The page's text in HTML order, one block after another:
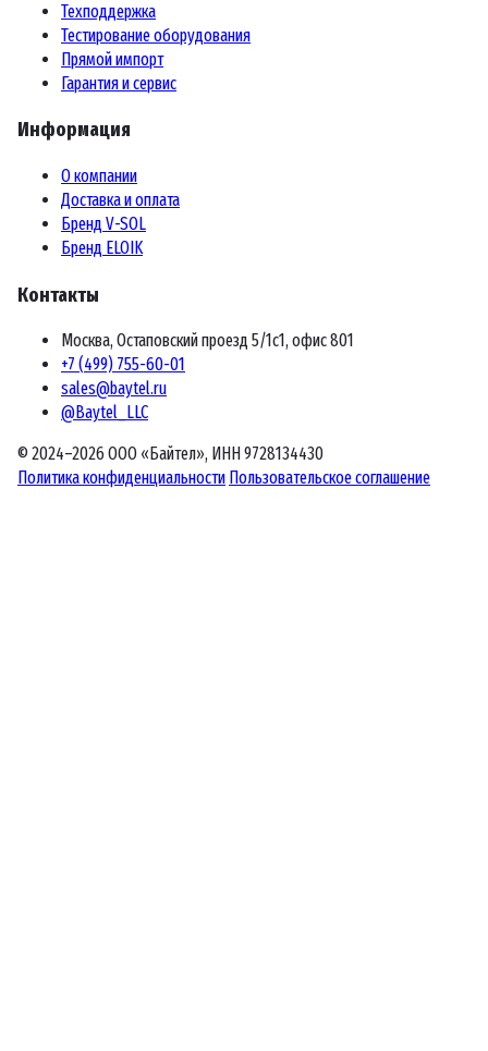
Техподдержка
Тестирование оборудования
Прямой импорт
Гарантия и сервис
Информация
О компании
Доставка и оплата
Бренд V-SOL
Бренд ELOIK
Контакты
Москва, Остаповский проезд 5/1с1, офис 801
+7 (499) 755-60-01
sales@baytel.ru
@Baytel_LLC
© 2024–2026 ООО «Байтел», ИНН 9728134430
Политика конфиденциальности Пользовательское соглашение